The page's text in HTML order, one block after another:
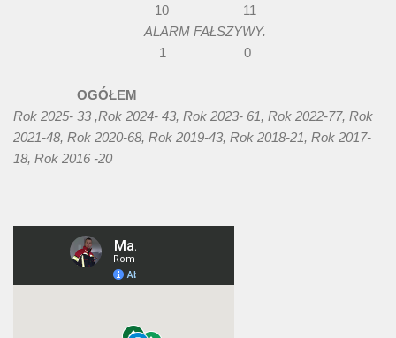
10 11
ALARM FAŁSZYWY.
1 0
OGÓŁEM
Rok 2025- 33 ,Rok 2024- 43, Rok 2023- 61, Rok 2022-77, Rok
2021-48, Rok 2020-68, Rok 2019-43, Rok 2018-21, Rok 2017-
18, Rok 2016 -20